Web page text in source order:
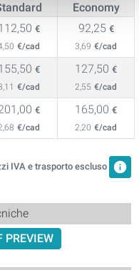
Economy
€
€/cad
92,25 €
3,69 €/cad
€
€/cad
127,50 €
2,55 €/cad
€
€/cad
165,00 €
2,20 €/cad
IVA e trasporto escluso info
PREVIEW